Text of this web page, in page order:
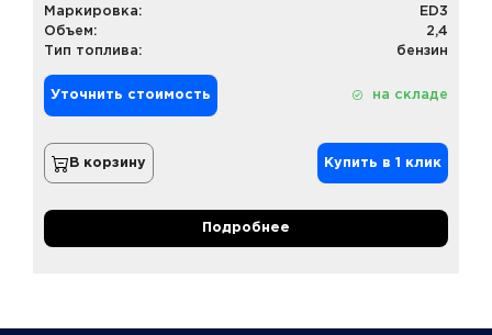
Маркировка:
ED3
Объем:
2,4
Тип топлива:
бензин
Уточнить стоимость на складе
В корзину Купить в 1 клик
Подробнее